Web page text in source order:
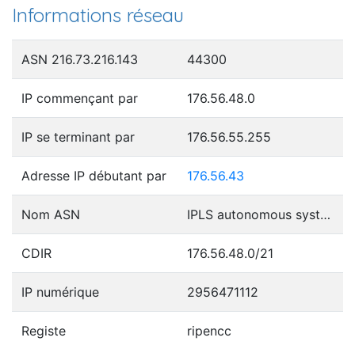
Informations réseau
ASN 216.73.216.143 44300
IP commençant par 176.56.48.0
IP se terminant par 176.56.55.255
Adresse IP débutant par 176.56.43
Nom ASN IPLS autonomous system
CDIR 176.56.48.0/21
IP numérique 2956471112
Registe ripencc